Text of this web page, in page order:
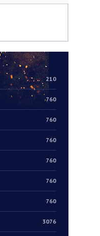
210
760
760
760
760
760
760
3076